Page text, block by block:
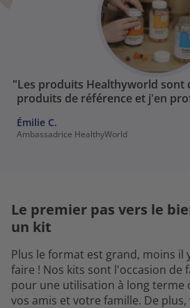
"Les produits Healthyworld sont
produits de référence et j'en
Émilie C.
Ambassadrice HealthyWorld
Le premier pas vers le
un kit
Plus le format est grand, moins il
faire ! Nos kits sont l'occasion de
pour une utilisation à long terme
vos amis et votre famille. De